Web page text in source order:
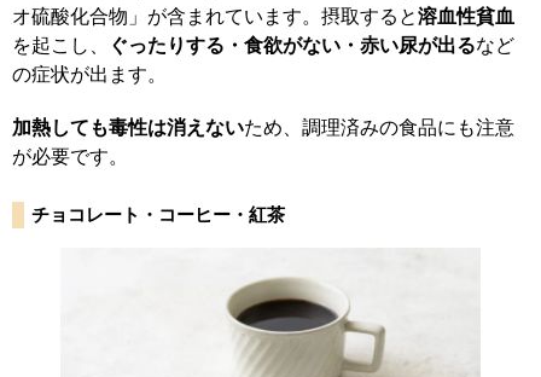
オ硫酸化合物」が含まれています。摂取すると溶血性貧血
を起こし、
ぐったりする・食欲がない・赤い尿が出るなど
の症状が出ます。
加熱しても毒性は消えないため、調理済みの食品にも注意
が必要です。
チョコレート・コーヒー・紅茶